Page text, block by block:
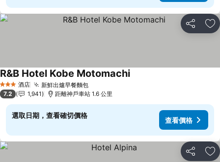
分享 放
3 星級 酒店 新鮮出爐早餐麵包查看價格
R&B Hotel Kobe Motomachi查看價格
7.2 1,941 距離神戶車站 1.6 公里
選取日期，查看確切價格
查看價格
分享 放